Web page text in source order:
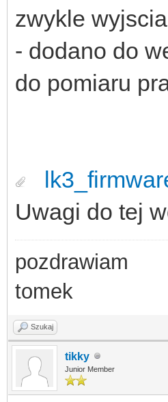
zwykle
- dodano do
do pomiaru
Uwagi do tej
pozdrawiam
tomek
Szukaj
tikky
Junior Member